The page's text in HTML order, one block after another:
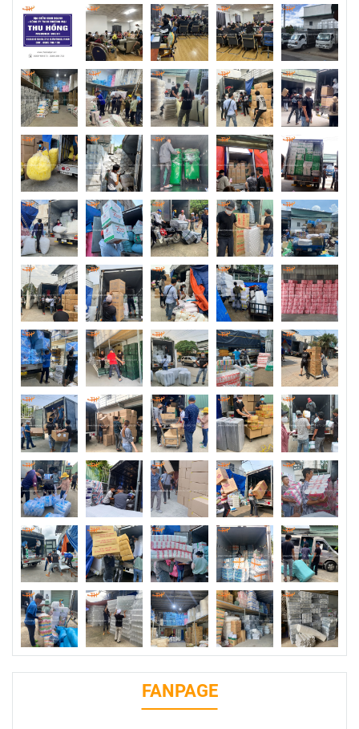
FANPAGE